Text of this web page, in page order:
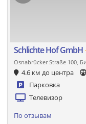
Schlichte Hof GmbH
Osnabrücker Straße 100,
4.6 км до центра
Парковка
Телевизор
По отзывам